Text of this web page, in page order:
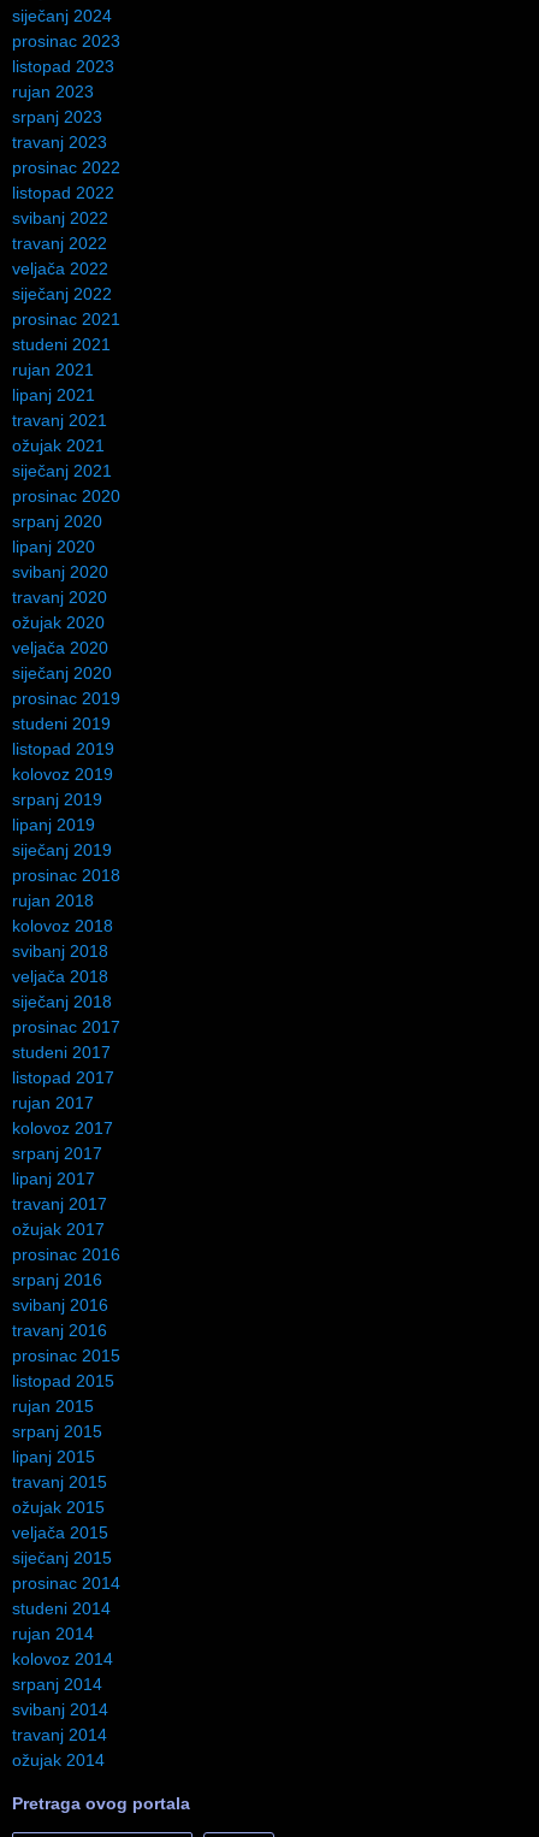
siječanj 2024
prosinac 2023
listopad 2023
rujan 2023
srpanj 2023
travanj 2023
prosinac 2022
listopad 2022
svibanj 2022
travanj 2022
veljača 2022
siječanj 2022
prosinac 2021
studeni 2021
rujan 2021
lipanj 2021
travanj 2021
ožujak 2021
siječanj 2021
prosinac 2020
srpanj 2020
lipanj 2020
svibanj 2020
travanj 2020
ožujak 2020
veljača 2020
siječanj 2020
prosinac 2019
studeni 2019
listopad 2019
kolovoz 2019
srpanj 2019
lipanj 2019
siječanj 2019
prosinac 2018
rujan 2018
kolovoz 2018
svibanj 2018
veljača 2018
siječanj 2018
prosinac 2017
studeni 2017
listopad 2017
rujan 2017
kolovoz 2017
srpanj 2017
lipanj 2017
travanj 2017
ožujak 2017
prosinac 2016
srpanj 2016
svibanj 2016
travanj 2016
prosinac 2015
listopad 2015
rujan 2015
srpanj 2015
lipanj 2015
travanj 2015
ožujak 2015
veljača 2015
siječanj 2015
prosinac 2014
studeni 2014
rujan 2014
kolovoz 2014
srpanj 2014
svibanj 2014
travanj 2014
ožujak 2014
Pretraga ovog portala